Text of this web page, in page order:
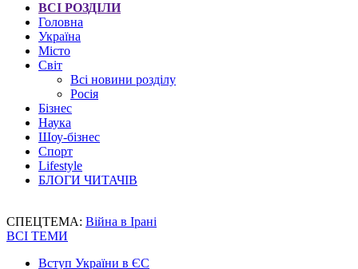
ВСІ РОЗДІЛИ
Головна
Україна
Місто
Світ
Всі новини розділу
Росія
Бізнес
Наука
Шоу-бізнес
Спорт
Lifestyle
БЛОГИ ЧИТАЧІВ
СПЕЦТЕМА: Війна в Ірані
ВСІ ТЕМИ
Вступ України в ЄС